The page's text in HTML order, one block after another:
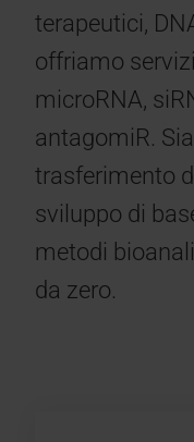
terapeutici,
offriamo
microRNA,
antagomiR.
trasferimento
sviluppo di
metodi
da zero.